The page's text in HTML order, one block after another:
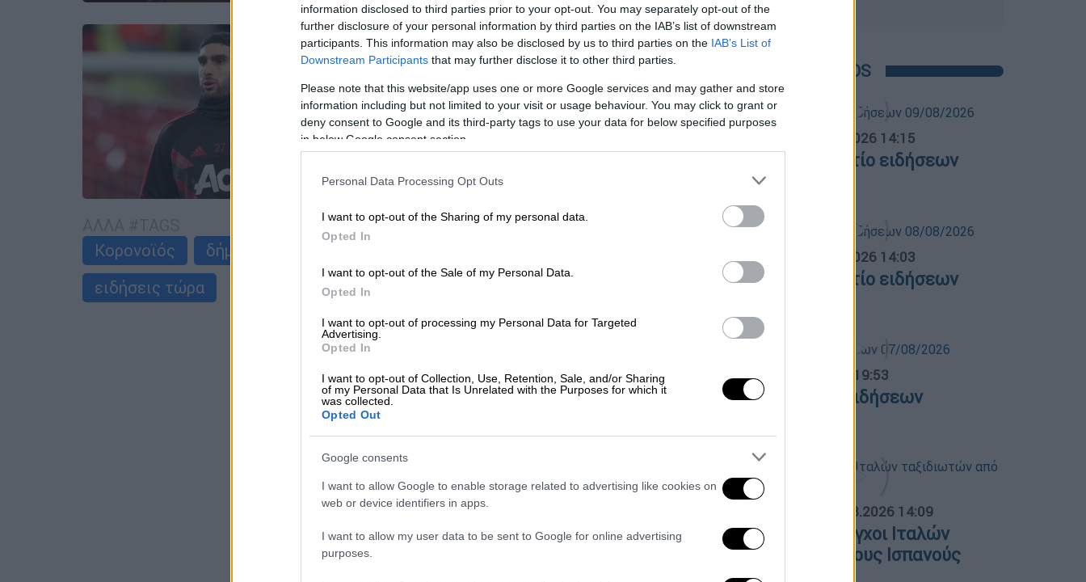
information disclosed to third parties prior to your opt-out. You may separately opt-out of the
further disclosure of your personal information by third parties on the IAB’s list of downstream
participants. This information may also be disclosed by us to third parties on the IAB’s List of
Downstream Participants that may further disclose it to other third parties.
Please note that this website/app uses one or more Google services and may gather and store
information including but not limited to your visit or usage behaviour. You may click to grant or
deny consent to Google and its third-party tags to use your data for below specified purposes
in below Google consent section.
Personal Data Processing Opt Outs
I want to opt-out of the Sharing of my personal data.
Opted In
I want to opt-out of the Sale of my Personal Data.
Opted In
I want to opt-out of processing my Personal Data for Targeted
Advertising.
Opted In
I want to opt-out of Collection, Use, Retention, Sale, and/or Sharing
of my Personal Data that Is Unrelated with the Purposes for which it
was collected.
Opted Out
Google consents
I want to allow Google to enable storage related to advertising like cookies on
web or device identifiers in apps.
I want to allow my user data to be sent to Google for online advertising
purposes.
Αθλητισμός|22.03.2020 15:55
Με κορονοϊό ο Μαρουάν Φελαϊνί -
Θετικοί 4 παίκτες της Πόρτσμουθ
Ο Βέλγος άσος επέστρεψε στην Κίνα
για να αρχίσει προπονήσεις με την
ομάδα του αλλά βρέθηκε θετικός και
τέθηκε σε καραντίνα
Κορονοϊός
δήμαρχος
ειδήσεις τώρα
POPULAR VIDEOS
09.08.2026 14:15
Μεσημεριανό δελτίο ειδήσεων
09/08/2026
Μεσημεριανό... 08.08.2026 14:03
Μεσημεριανό δελτίο ειδήσεων
Κεντρικό... 07.08.2026 19:53
Κεντρικό δελτίο ειδήσεων
09.08.2026 14:09
Εξονυχιστικοί έλεγχοι Ιταλών
ταξιδιωτών από τους Ισπανούς